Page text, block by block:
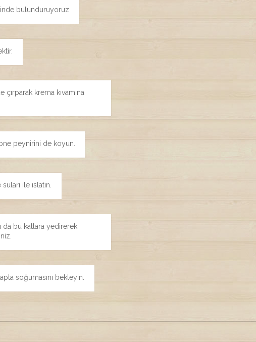
bulunduruyoruz
çırparak krema kıvamına
peynirini de koyun.
ile ıslatın.
da bu katlara yedirerek
soğumasını bekleyin.